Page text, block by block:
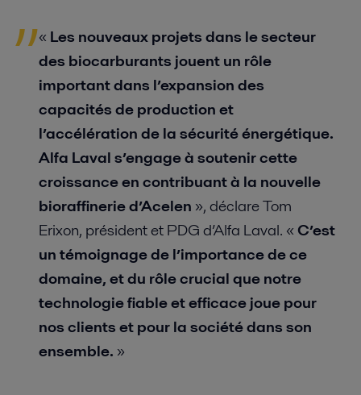
« Les nouveaux projets dans le secteur
des biocarburants jouent un rôle
important dans l’expansion des
capacités de production et
l’accélération de la sécurité énergétique.
Alfa Laval s’engage à soutenir cette
croissance en contribuant à la nouvelle
bioraffinerie d’Acelen », déclare Tom
Erixon, président et PDG d’Alfa Laval. « C’est
un témoignage de l’importance de ce
domaine, et du rôle crucial que notre
technologie fiable et efficace joue pour
nos clients et pour la société dans son
ensemble. »